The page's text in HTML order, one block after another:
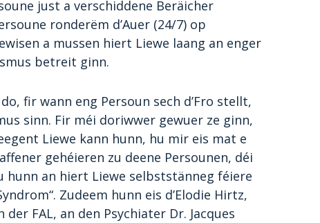
just a verschiddene Beräicher
ronderëm d’Auer (24/7) op
a mussen hiert Liewe laang an enger
betreit ginn.
fir wann eng Persoun sech d’Fro stellt,
sinn. Fir méi doriwwer gewuer ze ginn,
Liewe kann hunn, hu mir eis mat e
gehéieren zu deene Persounen, déi
an hiert Liewe selbststänneg féiere
Zudeem hunn eis d’Elodie Hirtz,
FAL, an den Psychiater Dr. Jacques